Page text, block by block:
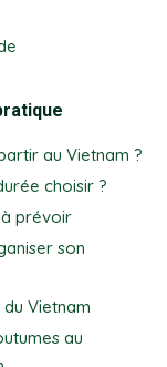
au Vietnam ?
choisir ?
prévoir
son
Vietnam
au